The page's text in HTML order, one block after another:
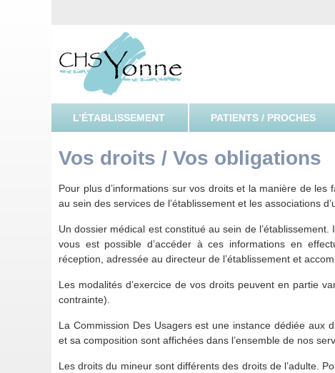
L’ÉTABLISSEMENT PATIENTS / PROCHES
Vos droits / Vos obligations
Pour plus d’informations sur vos droits et la manière de les
au sein des services de l’établissement et les associations
Un dossier médical est constitué au sein de
vous est possible d’accéder à ces informations en
réception, adressée au directeur de l’établissement et
Les modalités d’exercice de vos droits peuvent en partie
contrainte).
La Commission Des Usagers est une instance dédiée aux
et sa composition sont affichées dans l’ensemble de nos
Les droits du mineur sont différents des droits de l’adulte.